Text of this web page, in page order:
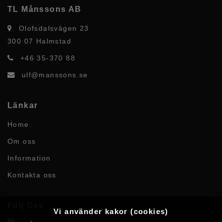
TL Månssons AB
Olofsdalsvägen 23
300 07 Halmstad
+46 35-370 88
ulf@manssons.se
Länkar
Home
Om oss
Information
Kontakta oss
Vi använder kakor (cookies)